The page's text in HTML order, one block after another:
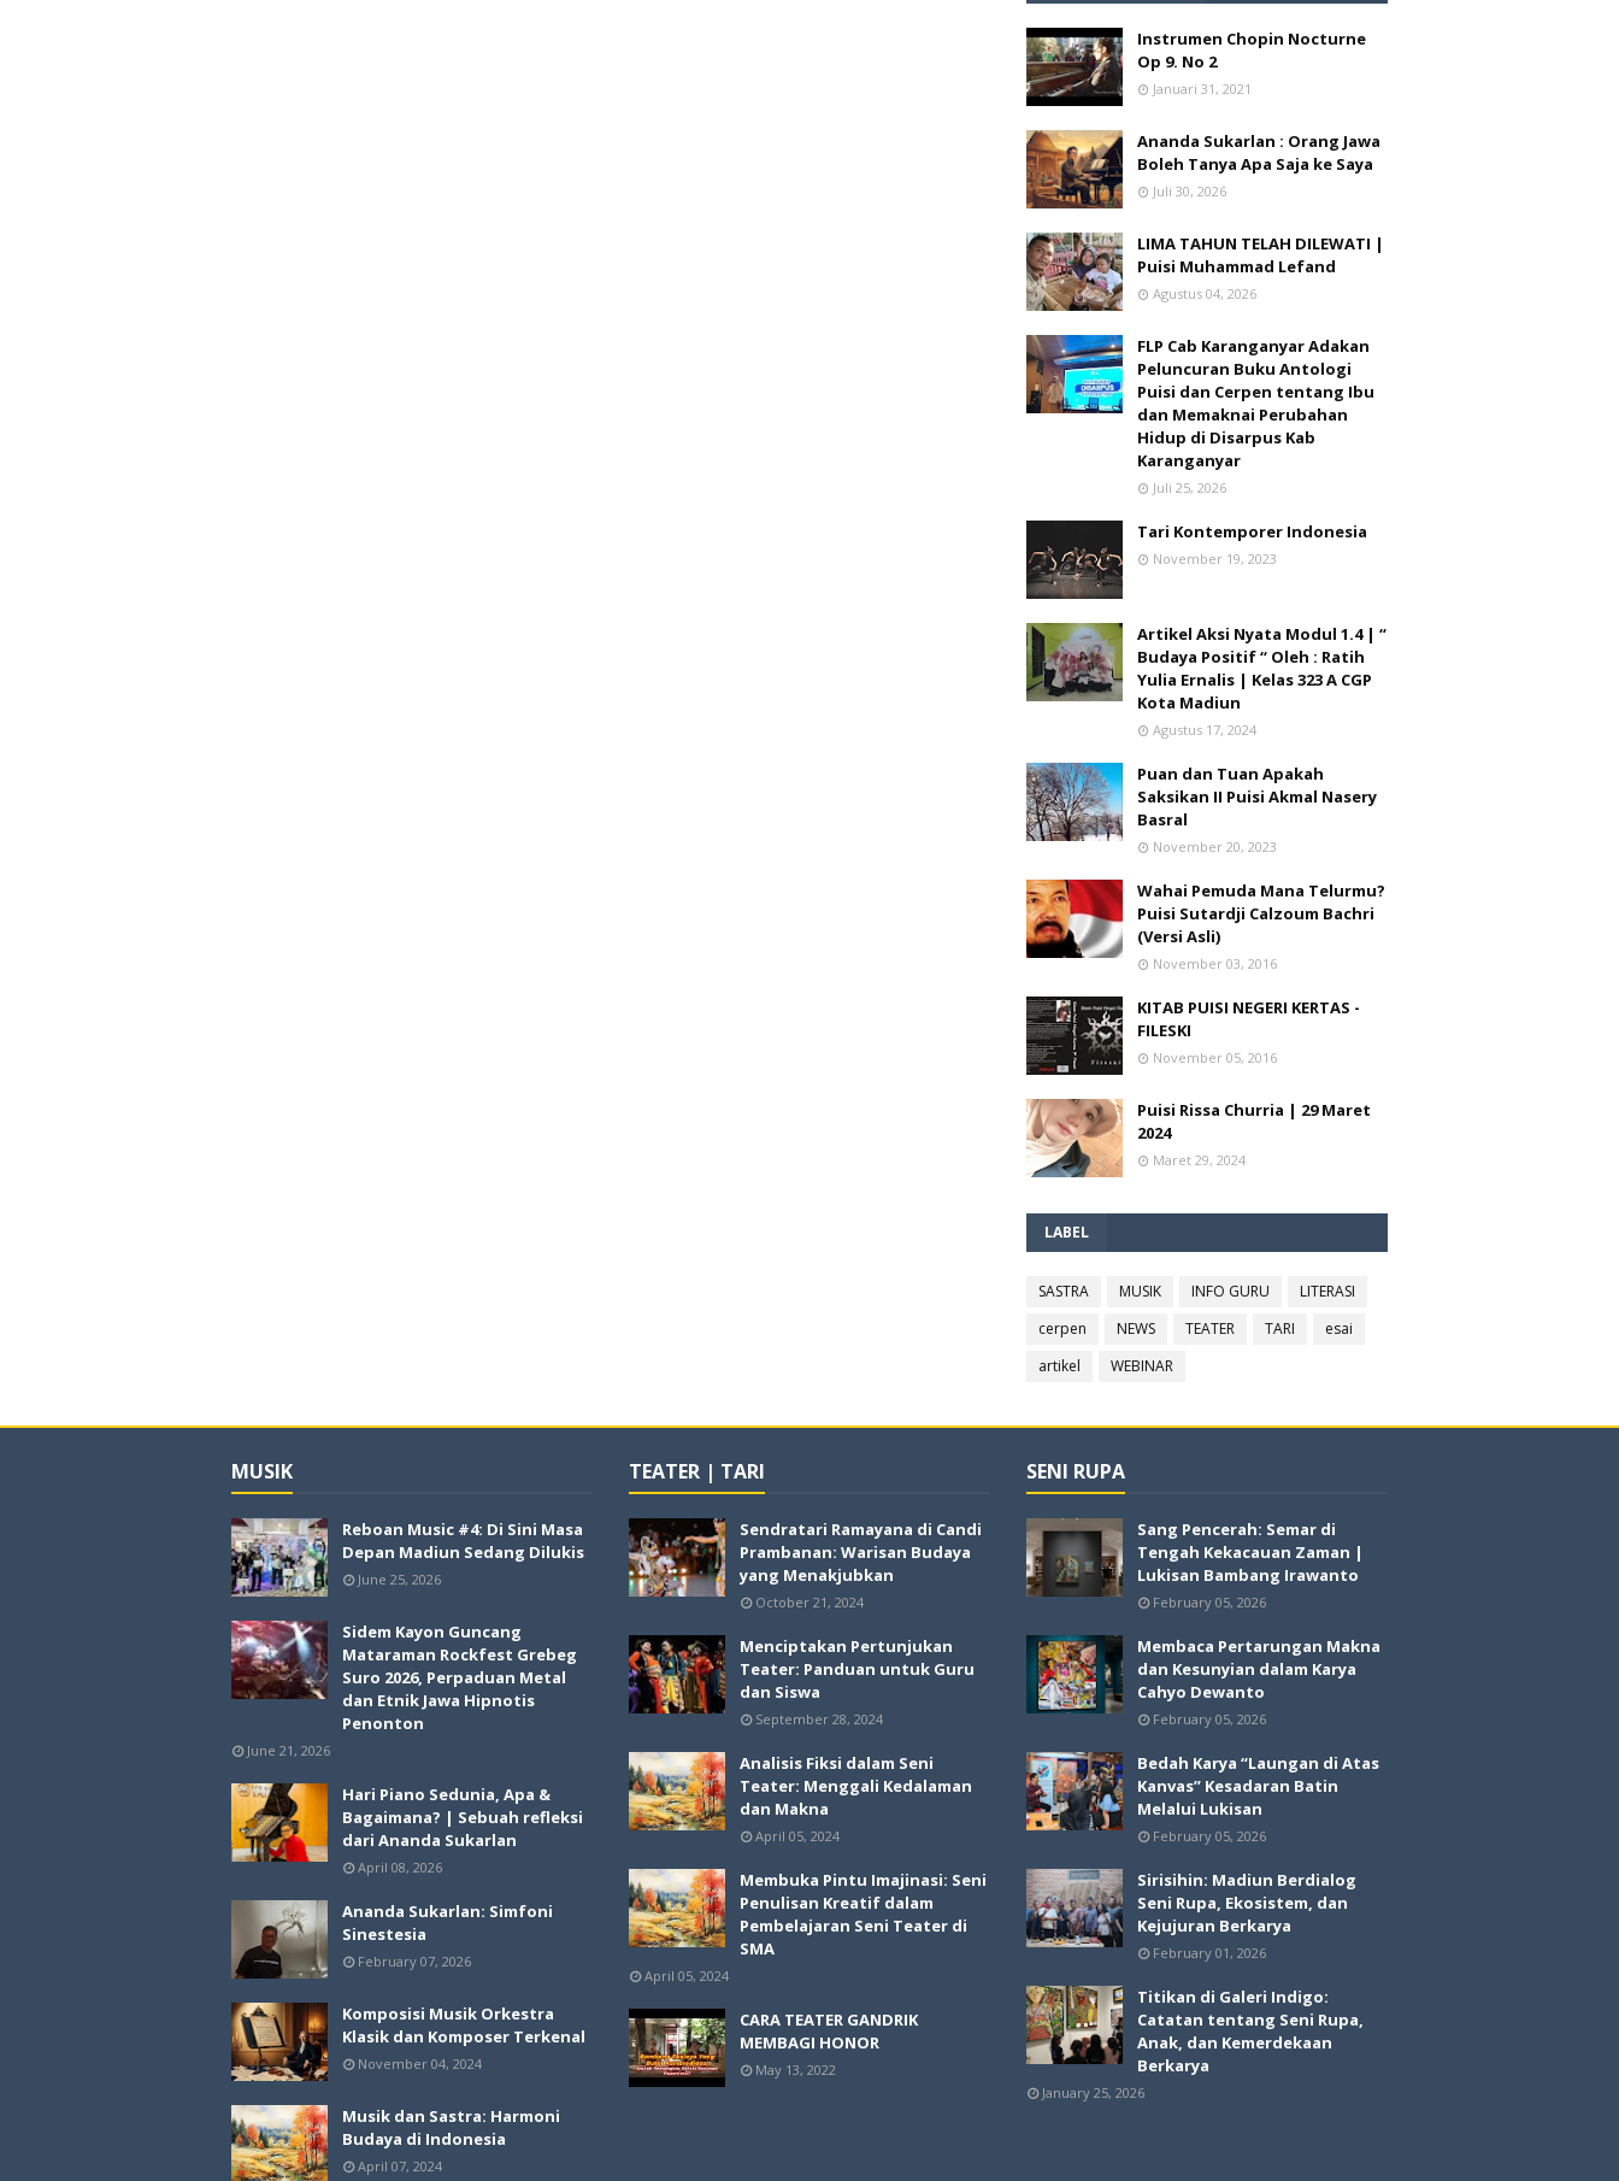
Instrumen Chopin Nocturne
Op 9. No 2
Januari 31, 2021
Ananda Sukarlan : Orang Jawa
Boleh Tanya Apa Saja ke Saya
Juli 30, 2026
LIMA TAHUN TELAH DILEWATI |
Puisi Muhammad Lefand
Agustus 04, 2026
FLP Cab Karanganyar Adakan
Peluncuran Buku Antologi
Puisi dan Cerpen tentang Ibu
dan Memaknai Perubahan
Hidup di Disarpus Kab
Karanganyar
Juli 25, 2026
Tari Kontemporer Indonesia
November 19, 2023
Artikel Aksi Nyata Modul 1.4 | “
Budaya Positif “ Oleh : Ratih
Yulia Ernalis | Kelas 323 A CGP
Kota Madiun
Agustus 17, 2024
Puan dan Tuan Apakah
Saksikan II Puisi Akmal Nasery
Basral
November 20, 2023
Wahai Pemuda Mana Telurmu?
Puisi Sutardji Calzoum Bachri
(Versi Asli)
November 03, 2016
KITAB PUISI NEGERI KERTAS -
FILESKI
November 05, 2016
Puisi Rissa Churria | 29 Maret
2024
Maret 29, 2024
LABEL
SASTRA MUSIK INFO GURU
LITERASI
cerpen
NEWS TEATER TARI
esai
artikel
WEBINAR
MUSIK
Reboan Music #4: Di Sini Masa
Depan Madiun Sedang Dilukis
June 25, 2026
Sidem Kayon Guncang
Mataraman Rockfest Grebeg
Suro 2026, Perpaduan Metal
dan Etnik Jawa Hipnotis
Penonton
June 21, 2026
Hari Piano Sedunia, Apa &
Bagaimana? | Sebuah refleksi
dari Ananda Sukarlan
April 08, 2026
Ananda Sukarlan: Simfoni
Sinestesia
February 07, 2026
Komposisi Musik Orkestra
Klasik dan Komposer Terkenal
November 04, 2024
Musik dan Sastra: Harmoni
Budaya di Indonesia
April 07, 2024
TEATER | TARI
Sendratari Ramayana di Candi
Prambanan: Warisan Budaya
yang Menakjubkan
October 21, 2024
Menciptakan Pertunjukan
Teater: Panduan untuk Guru
dan Siswa
September 28, 2024
Analisis Fiksi dalam Seni
Teater: Menggali Kedalaman
dan Makna
April 05, 2024
Membuka Pintu Imajinasi: Seni
Penulisan Kreatif dalam
Pembelajaran Seni Teater di
SMA
April 05, 2024
CARA TEATER GANDRIK
MEMBAGI HONOR
May 13, 2022
SENI RUPA
Sang Pencerah: Semar di
Tengah Kekacauan Zaman |
Lukisan Bambang Irawanto
February 05, 2026
Membaca Pertarungan Makna
dan Kesunyian dalam Karya
Cahyo Dewanto
February 05, 2026
Bedah Karya “Laungan di Atas
Kanvas” Kesadaran Batin
Melalui Lukisan
February 05, 2026
Sirisihin: Madiun Berdialog
Seni Rupa, Ekosistem, dan
Kejujuran Berkarya
February 01, 2026
Titikan di Galeri Indigo:
Catatan tentang Seni Rupa,
Anak, dan Kemerdekaan
Berkarya
January 25, 2026